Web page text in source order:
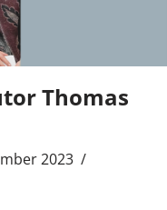
Thomas
2023